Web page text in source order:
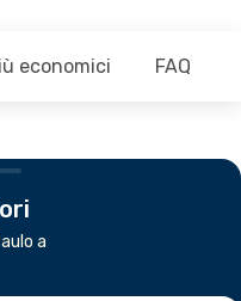
economici FAQ
a